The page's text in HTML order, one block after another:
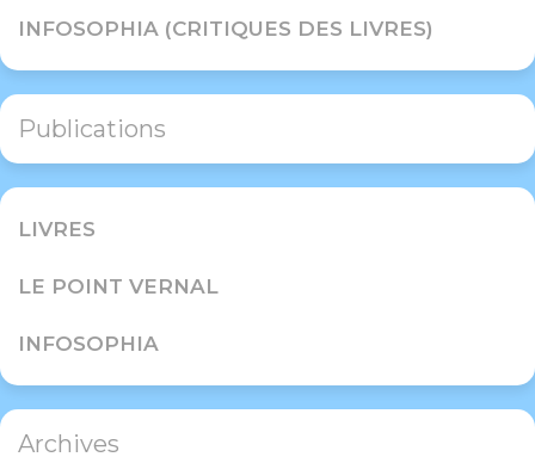
INFOSOPHIA (CRITIQUES DES LIVRES)
Publications
LIVRES
LE POINT VERNAL
INFOSOPHIA
Archives